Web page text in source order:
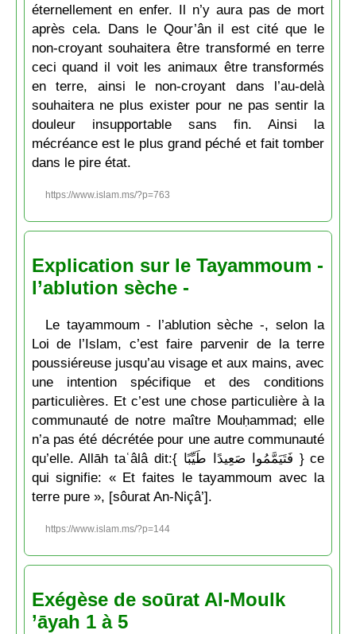
éternellement en enfer. Il n’y aura pas de mort
après cela. Dans le Qour’ân il est cité que le
non-croyant souhaitera être transformé en terre
ceci quand il voit les animaux être transformés
en terre, ainsi le non-croyant dans l’au-delà
souhaitera ne plus exister pour ne pas sentir la
douleur insupportable sans fin. Ainsi la
mécréance est le plus grand péché et fait tomber
dans le pire état.
https://www.islam.ms/?p=763
Explication sur le Tayammoum -
l’ablution sèche -
Le tayammoum - l’ablution sèche -, selon la
Loi de l’Islam, c’est faire parvenir de la terre
poussiéreuse jusqu’au visage et aux mains, avec
une intention spécifique et des conditions
particulières. Et c’est une chose particulière à la
communauté de notre maître Mouḥammad; elle
n’a pas été décrétée pour une autre communauté
qu’elle. Allāh taʿâlâ dit:{ فَتَيَمَّمُوا صَعِيدًا طَيِّبًا } ce
qui signifie: « Et faites le tayammoum avec la
terre pure », [sôurat An-Niçâ’].
https://www.islam.ms/?p=144
Exégèse de soūrat Al-Moulk
’āyah 1 à 5